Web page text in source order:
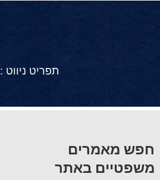
תפריט ניווט :
חפש מאמרים
משפטיים באתר